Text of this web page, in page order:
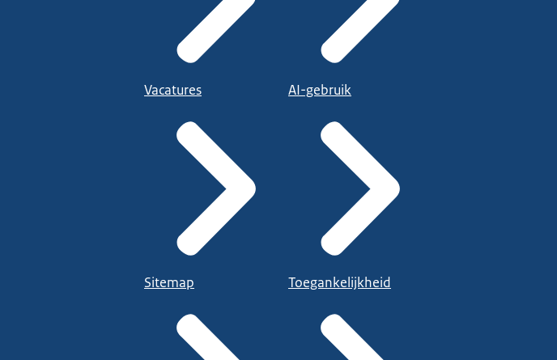
Vacatures
Sitemap
AI-gebruik
Toegankelijkheid